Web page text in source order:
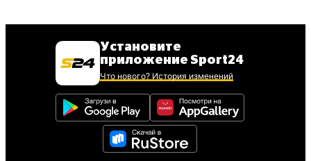
Установите
приложение Sport24
Что нового? История изменений